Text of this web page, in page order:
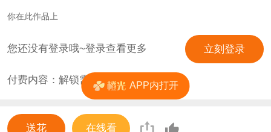
你在此作品上
您还没有登录哦~登录查看更多 立刻登录
付费内容：解锁需 0花
送花 在线看
APP内打开